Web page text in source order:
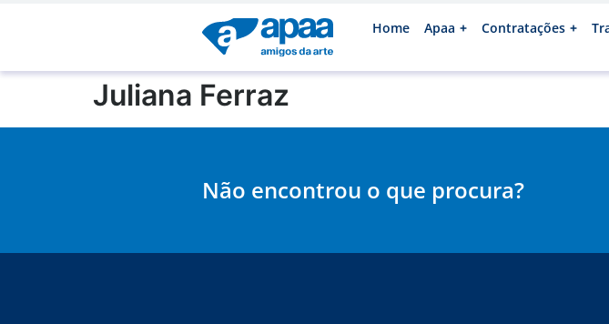
Home Apaa Contratações
Juliana Ferraz
Não encontrou o que procura?